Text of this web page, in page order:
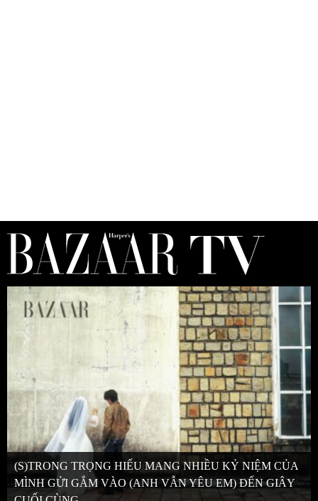
(S)TRONG TRỌNG HIẾU MANG NHIỀU KỶ NIỆM CỦA
MÌNH GỬI GẮM VÀO (ANH VẪN YÊU EM) ĐẾN GIÂY